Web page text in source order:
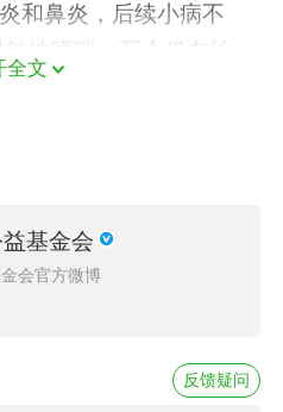
和鼻炎，后续小病不
性哮喘，至今仍在治
，生活的重担全压在了
零工，夜里还要摆地摊
念头在她心里翻涌过
偻的脊背，念着家里沉
靠自己的肩膀为家人分
定拒绝，家人的鼓励像
全文
基金会
会官方微博
反馈疑问